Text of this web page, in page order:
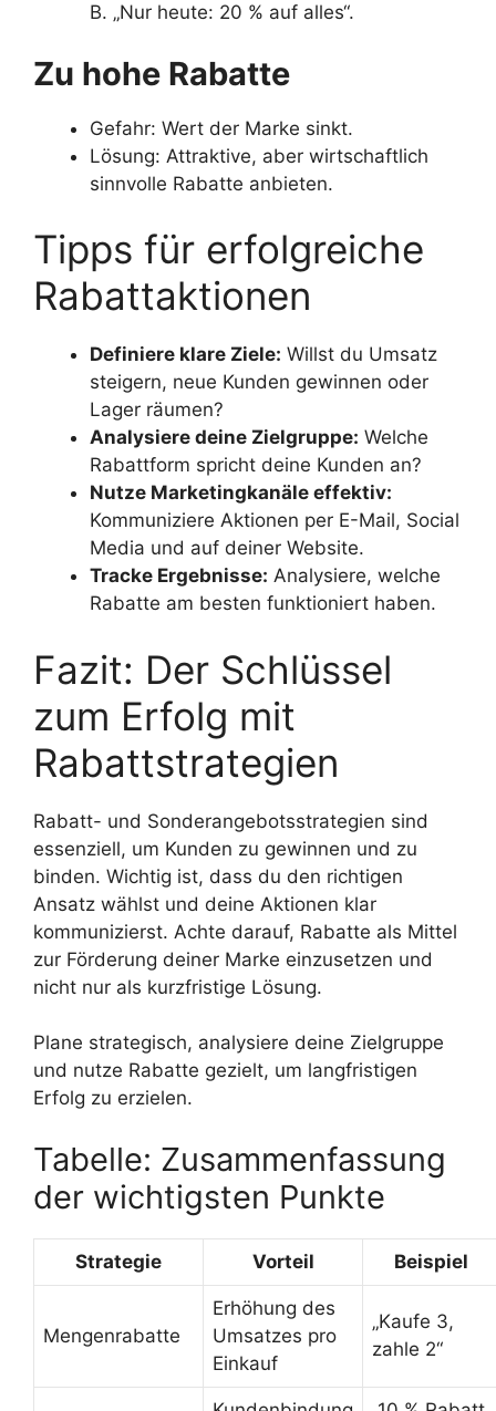
B. „Nur heute: 20 % auf alles“.
Zu hohe Rabatte
Gefahr: Wert der Marke sinkt.
Lösung: Attraktive, aber wirtschaftlich
sinnvolle Rabatte anbieten.
Tipps für erfolgreiche
Rabattaktionen
Definiere klare Ziele: Willst du Umsatz
steigern, neue Kunden gewinnen oder
Lager räumen?
Analysiere deine Zielgruppe: Welche
Rabattform spricht deine Kunden an?
Nutze Marketingkanäle effektiv:
Kommuniziere Aktionen per E-Mail, Social
Media und auf deiner Website.
Tracke Ergebnisse: Analysiere, welche
Rabatte am besten funktioniert haben.
Fazit: Der Schlüssel
zum Erfolg mit
Rabattstrategien
Rabatt- und Sonderangebotsstrategien sind
essenziell, um Kunden zu gewinnen und zu
binden. Wichtig ist, dass du den richtigen
Ansatz wählst und deine Aktionen klar
kommunizierst. Achte darauf, Rabatte als Mittel
zur Förderung deiner Marke einzusetzen und
nicht nur als kurzfristige Lösung.
Plane strategisch, analysiere deine Zielgruppe
und nutze Rabatte gezielt, um langfristigen
Erfolg zu erzielen.
Tabelle: Zusammenfassung
der wichtigsten Punkte
Strategie Vorteil Beispiel
Mengenrabatte
Erhöhung des
Umsatzes pro
Einkauf
„Kaufe 3,
zahle 2“